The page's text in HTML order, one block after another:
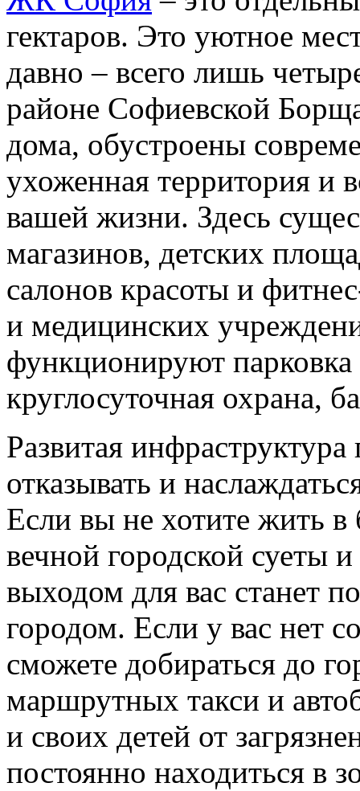
гектаров. Это уютное
давно – всего лишь
районе Софиевской
дома, обустроены
ухоженная территория и
вашей жизни. Здесь
магазинов, детских
салонов красоты и
и медицинских
функционируют
круглосуточная охрана,
Развитая
отказывать и
Если вы не хотите жить
вечной городской суеты
выходом для вас станет
городом. Если у вас нет
сможете добираться до
маршрутных такси и
и своих детей от
постоянно находиться в